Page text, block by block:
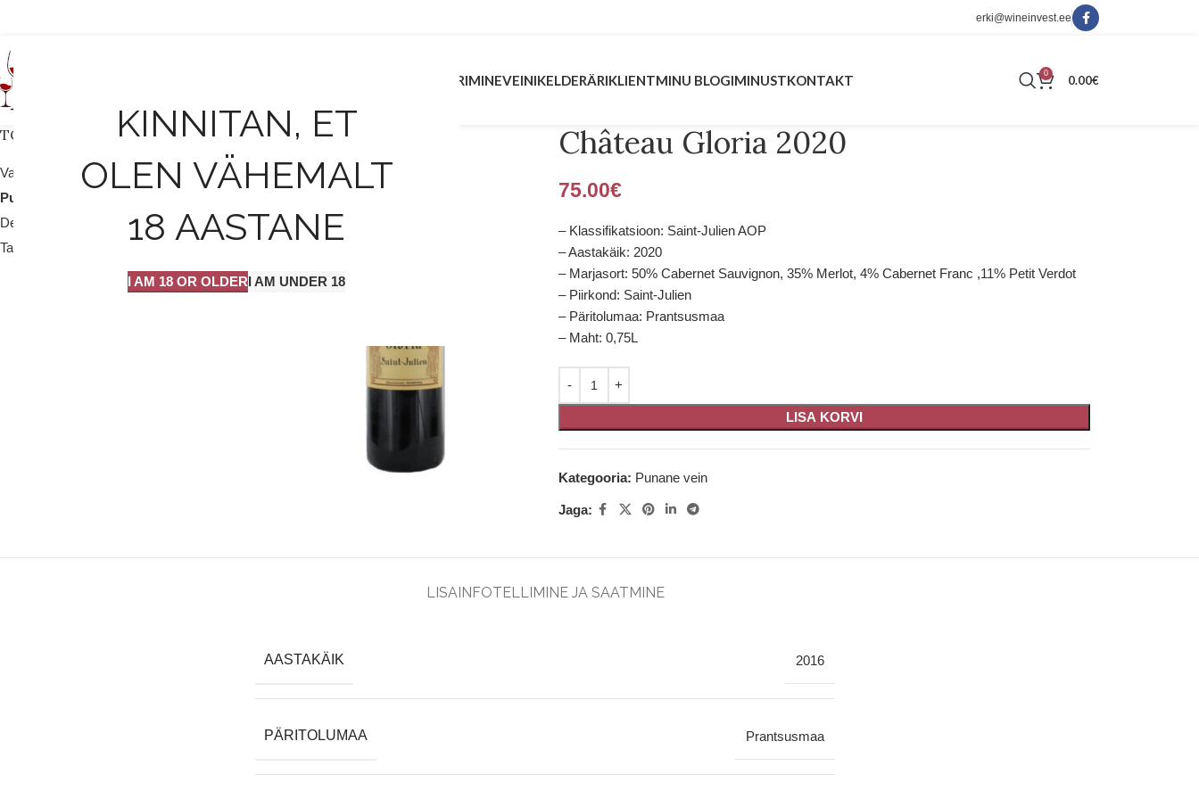
KINNITAN, ET
OLEN VÄHEMALT
18 AASTANE
I AM 18 OR OLDERI AM UNDER 18
erki@wineinvest.ee
INVESTEERIMINEVEINIKELDERÄRIKLIENTMINU BLOGIMINUSTKONTAKT 0 0.00€
TOOTEKATEGOORIAD
Valge vein / mull 25
Punane vein
Dessert vein 9
Tarvikud
Château Gloria 2020
75.00€
– Klassifikatsioon: Saint-Julien AOP
– Aastakäik: 2020
– Marjasort: 50% Cabernet Sauvignon, 35% Merlot, 4% Cabernet Franc ,11% Petit Verdot
– Piirkond: Saint-Julien
– Päritolumaa: Prantsusmaa
– Maht: 0,75L
LISA KORVI
Kategooria: Punane vein
Jaga:
LISAINFOTELLIMINE JA SAATMINE
AASTAKÄIK 2016
PÄRITOLUMAA Prantsusmaa